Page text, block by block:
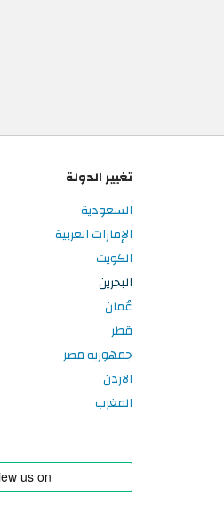
تغيير الدولة
السعودية
الإمارات العربية
الكويت
البحرين
عُمان
قطر
جمهورية مصر
الاردن
المغرب